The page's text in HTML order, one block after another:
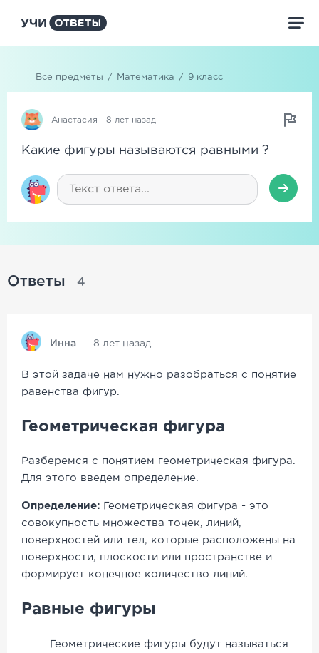
Все предметы / Математика / 9 класс
Анастасия 8 лет назад
Какие фигуры называются равными ?
Ответы 4
Инна 8 лет назад
В этой задаче нам нужно разобраться с понятие
равенства фигур.
Геометрическая фигура
Разберемся с понятием геометрическая фигура.
Для этого введем определение.
Определение:
Геометрическая фигура - это
совокупность множества точек, линий,
поверхностей или тел, которые расположены на
поверхности, плоскости или пространстве и
формирует конечное количество линий.
Равные фигуры
Геометрические фигуры будут называться